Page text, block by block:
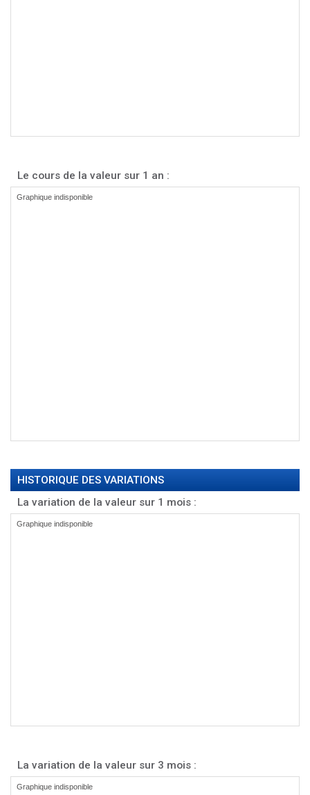
Le cours de la valeur sur 1 an :
HISTORIQUE DES VARIATIONS
La variation de la valeur sur 1 mois :
La variation de la valeur sur 3 mois :